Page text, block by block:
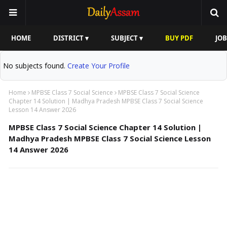
HOME DISTRICT ▾ SUBJECT ▾ BUY PDF
No subjects found. Create Your Profile
Home MPBSE Class 7 Social Science
MPBSE Class 7 Social Science
Chapter 14 Solution | Madhya Pradesh MPBSE Class 7 Social Science
Lesson 14 Answer 2026
MPBSE Class 7 Social Science Chapter 14 Solution |
Madhya Pradesh MPBSE Class 7 Social Science Lesson
14 Answer 2026